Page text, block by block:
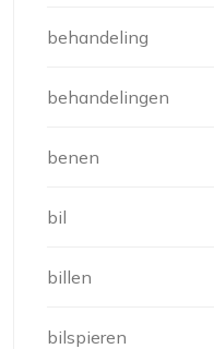
behandeling
behandelingen
benen
bil
billen
bilspieren